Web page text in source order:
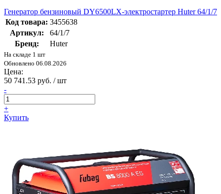
Генератор бензиновый DY6500LX-электростартер Huter 64/1/7
Код товара: 3455638
Артикул:
64/1/7
Бренд:
Huter
На складе 1 шт
Обновлено 06.08.2026
Цена:
50 741.53 руб. / шт
-
+
Купить